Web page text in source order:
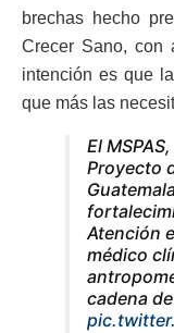
brechas hecho
Crecer Sano,
intención es que
que más las
El
Proyecto
Atención
médico
cadena